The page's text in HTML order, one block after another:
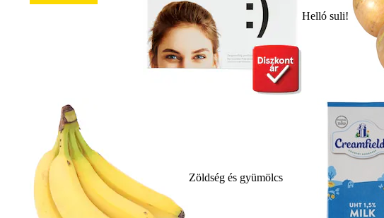
Helló suli!
Zöldség és gyümölcs